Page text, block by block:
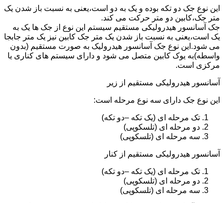
این نوع جک دو تکه بوده و یک به دو است،یعنی به نسبت باز شدن یک
متر جک،کابین دو متر حرکت می کند.
جک آسانسور هیدرولیکی مستقیم سیستم این نوع از جک ها یک به
یک است،یعنی به نسبت باز شدن یک متر جک کابین نیز یک متر جابجا
می شود.این نوع جک آسانسور هیدرولیک به صورت مستقیم (بدون
واسطه)به یوک کابین متصل می شود و دارای سیستم های کناری یا
مرکزی است.
آسانسور هیدرولیکی مستقیم از زیر
این نوع جک دارای سه نوع مرحله است:
تک مرحله ای (یک تکه –دو تکه)
دو مرحله ای (تلسکوپی)
سه مرحله ای (تلسکوپی)
آسانسور هیدرولیکی مستقیم از کنار
تک مرحله ای (یک تکه –دو تکه)
دو مرحله ای (تلسکوپی)
سه مرحله ای (تلسکوپی)